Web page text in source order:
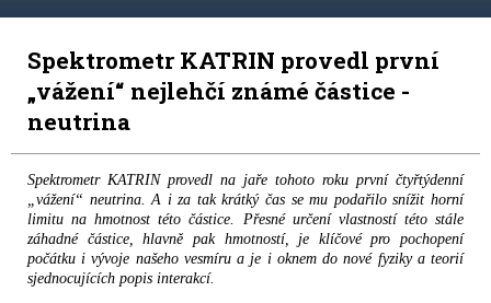
Spektrometr KATRIN provedl první
„vážení“ nejlehčí známé částice -
neutrina
Spektrometr KATRIN provedl na jaře tohoto roku první čtyřtýdenní
„vážení“ neutrina. A i za tak krátký čas se mu podařilo snížit horní
limitu na hmotnost této částice. Přesné určení vlastností této stále
záhadné částice, hlavně pak hmotností, je klíčové pro pochopení
počátku i vývoje našeho vesmíru a je i oknem do nové fyziky a teorií
sjednocujících popis interakcí.